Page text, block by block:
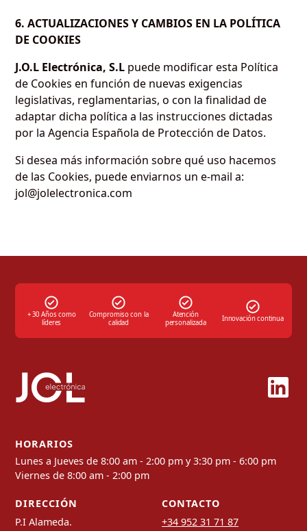
6. ACTUALIZACIONES Y CAMBIOS EN LA POLÍTICA
DE COOKIES
J.O.L Electrónica, S.L puede modificar esta Política
de Cookies en función de nuevas exigencias
legislativas, reglamentarias, o con la finalidad de
adaptar dicha política a las instrucciones dictadas
por la Agencia Española de Protección de Datos.
Si desea más información sobre qué uso hacemos
de las Cookies, puede enviarnos un e-mail a:
jol@jolelectronica.com
+ 30 Años como
líderes
Compromiso con la
calidad
Atención
personalizada
Innovación continua
HORARIOS
Lunes a Jueves de 8:00 am - 2:00 pm y 3:30 pm - 6:00 pm
Viernes de 8:00 am - 2:00 pm
DIRECCIÓN
P.I Alameda.
CONTACTO
+34 952 31 71 87